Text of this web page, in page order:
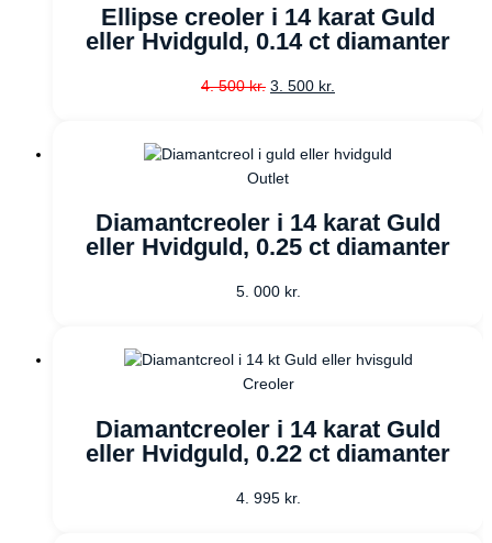
Ellipse creoler i 14 karat Guld
eller Hvidguld, 0.14 ct diamanter
4. 500kr. 3. 500 kr.
Outlet
Diamantcreoler i 14 karat Guld
eller Hvidguld, 0.25 ct diamanter
5. 000 kr.
Creoler
Diamantcreoler i 14 karat Guld
eller Hvidguld, 0.22 ct diamanter
4. 995 kr.